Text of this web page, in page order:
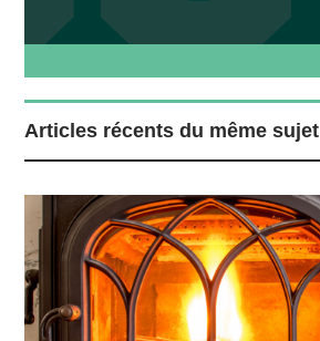
Articles récents du même sujet